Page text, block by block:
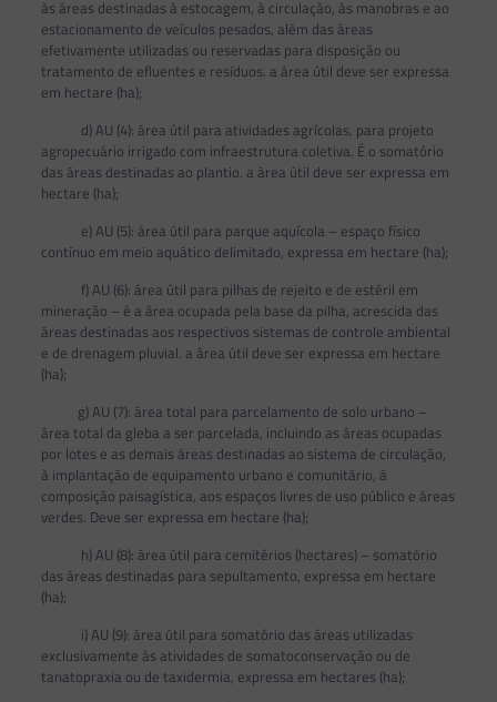
às áreas destinadas à estocagem, à circulação, às manobras e ao
estacionamento de veículos pesados, além das áreas
efetivamente utilizadas ou reservadas para disposição ou
tratamento de efluentes e resíduos. a área útil deve ser expressa
em hectare (ha);
d) AU (4): área útil para atividades agrícolas, para projeto
agropecuário irrigado com infraestrutura coletiva. É o somatório
das áreas destinadas ao plantio. a área útil deve ser expressa em
hectare (ha);
e) AU (5): área útil para parque aquícola – espaço físico
contínuo em meio aquático delimitado, expressa em hectare (ha);
f) AU (6): área útil para pilhas de rejeito e de estéril em
mineração – é a área ocupada pela base da pilha, acrescida das
áreas destinadas aos respectivos sistemas de controle ambiental
e de drenagem pluvial. a área útil deve ser expressa em hectare
(ha);
g) AU (7): área total para parcelamento de solo urbano –
área total da gleba a ser parcelada, incluindo as áreas ocupadas
por lotes e as demais áreas destinadas ao sistema de circulação,
à implantação de equipamento urbano e comunitário, à
composição paisagística, aos espaços livres de uso público e áreas
verdes. Deve ser expressa em hectare (ha);
h) AU (8): área útil para cemitérios (hectares) – somatório
das áreas destinadas para sepultamento, expressa em hectare
(ha);
i) AU (9): área útil para somatório das áreas utilizadas
exclusivamente às atividades de somatoconservação ou de
tanatopraxia ou de taxidermia, expressa em hectares (ha);